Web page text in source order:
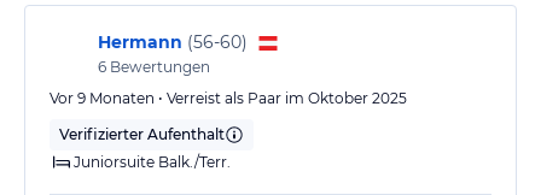
Hermann (56-60)
6 Bewertungen
Vor 9 Monaten • Verreist als Paar im Oktober 2025
Verifizierter Aufenthalt
Juniorsuite Balk./Terr.